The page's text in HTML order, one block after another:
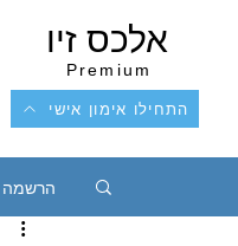
אלכס זיו
Premium
התחילו אימון אישי
הרשמה